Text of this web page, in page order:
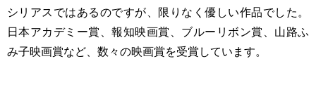
シリアスではあるのですが、限りなく優しい作品でした。
日本アカデミー賞、報知映画賞、ブルーリボン賞、山路ふ
み子映画賞など、数々の映画賞を受賞しています。